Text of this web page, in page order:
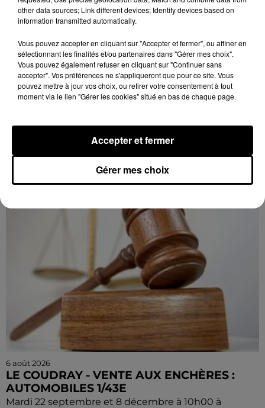
6 août 2026
LE COUDRAY - VENTE AUX ENCHÈRES :
l'Espace des ventes du Coudray : vente aux enchères.
6 août 2026
LE COUDRAY - VENTE AUX ENCHÈRES :
AUTOMOBILES 1/43E
Mardi 22 septembre et 8 décembre à 10h00 à
other data sources; Link different devices; Identify devices based on
information transmitted automatically.
Vous pouvez accepter en cliquant sur "Accepter et fermer", ou affiner en
sélectionnant les finalités et/ou partenaires dans "Gérer mes choix".
Vous pouvez également refuser en cliquant sur "Continuer sans
accepter". Vos préférences ne s'appliqueront que pour ce site. Vous
pouvez mettre à jour vos choix, ou retirer votre consentement à tout
moment via le lien "Gérer les cookies" situé en bas de chaque page.
Gérer mes choix
Accepter et fermer